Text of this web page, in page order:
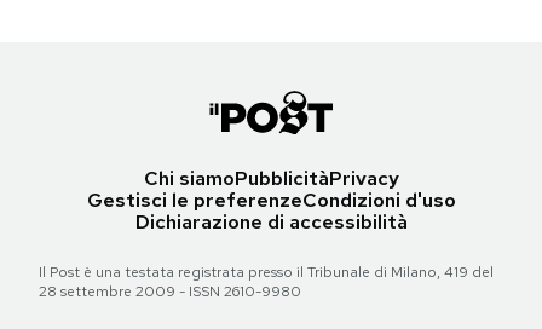
Chi siamoPubblicitàPrivacy
Gestisci le preferenzeCondizioni d'uso
Dichiarazione di accessibilità
Il Post è una testata registrata presso il Tribunale di Milano, 419 del
28 settembre 2009 - ISSN 2610-9980